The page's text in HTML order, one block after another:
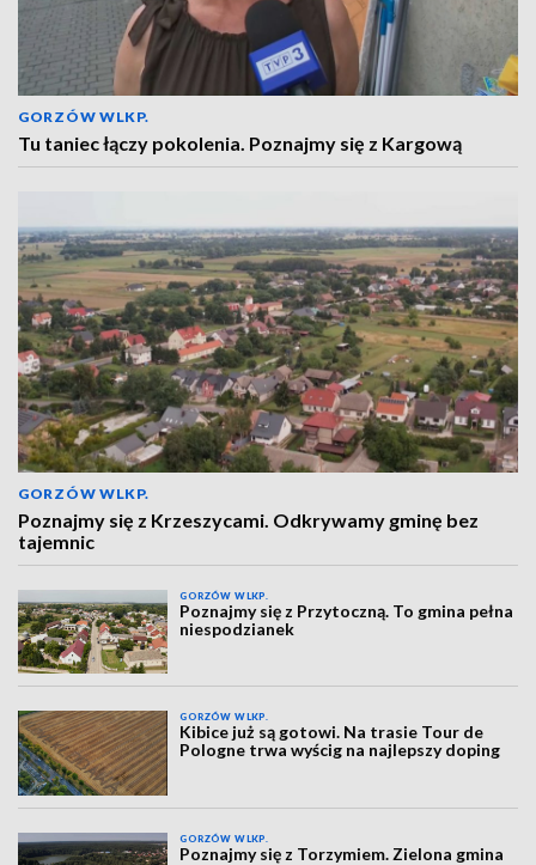
GORZÓW WLKP.
Tu taniec łączy pokolenia. Poznajmy się z Kargową
GORZÓW WLKP.
Poznajmy się z Krzeszycami. Odkrywamy gminę bez
tajemnic
GORZÓW WLKP.
Poznajmy się z Przytoczną. To gmina pełna
niespodzianek
GORZÓW WLKP.
Kibice już są gotowi. Na trasie Tour de
Pologne trwa wyścig na najlepszy doping
GORZÓW WLKP.
Poznajmy się z Torzymiem. Zielona gmina